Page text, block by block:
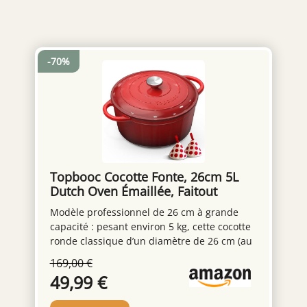
Topbooc Cocotte Fonte, 26cm 5L
Dutch Oven Émaillée, Faitout
Marmite Rouge
Modèle professionnel de 26 cm à grande
capacité : pesant environ 5 kg, cette cocotte
ronde classique d’un diamètre de 26 cm (au
adaptée répond aux besoins d’une famille
de 4 à 6 personnes. Elle convient à la
cuisson à l’étouffée, à la friture, à la cuisson
169,00 €
49,99 €
-70%